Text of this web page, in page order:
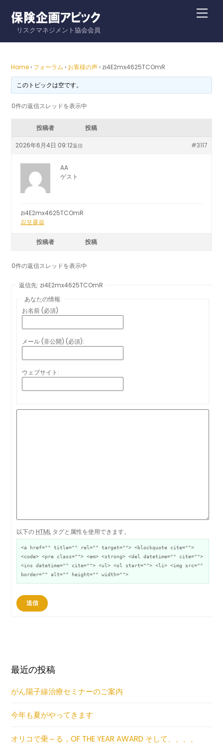
contentリスクマネジメント協会会員
Home › フォーラム › お客様の声 › zi4E2mx4625TCOmR
このトピックは空です。
0件の返信スレッドを表示中
投稿者 投稿
2026年6月4日 09:12 #3117
返信
AA
ゲスト
zi4E2mx4625TCOmR
김포콜걸
投稿者 投稿
0件の返信スレッドを表示中
返信先: zi4E2mx4625TCOmR
あなたの情報:
お名前 (必須)
メール (非公開) (必須):
ウェブサイト:
以下の HTML タグと属性を使用できます。
<a href="" title="" rel="" target=""> <blockquote cite="">
<code> <pre class=""> <em> <strong> <del datetime="" cite="">
<ins datetime="" cite=""> <ul> <ol start=""> <li> <img src=""
border="" alt="" height="" width="">
送信
最近の投稿
がん陽子線治療セミナーのご案内
今年も夏がやってきます
オリコで乗～る，OF THE YEAR AWARD そして、、、、